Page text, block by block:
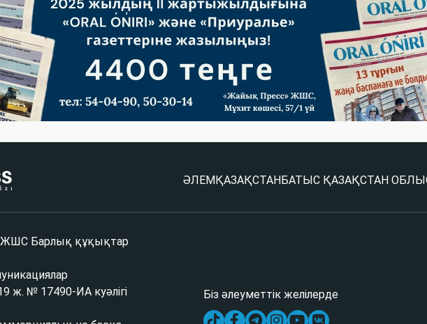
ӘЛЕМ ҚАЗАҚСТАН БАТЫС ҚАЗАҚСТАН
ЖШС Барлық құқықтар
ж. № 17490-ИА куәлігі
Біз әлеуметтік желілерде